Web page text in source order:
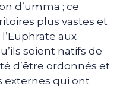
d’umma ; ce
plus vastes et
aux
soient natifs de
d’être ordonnés et
externes qui ont